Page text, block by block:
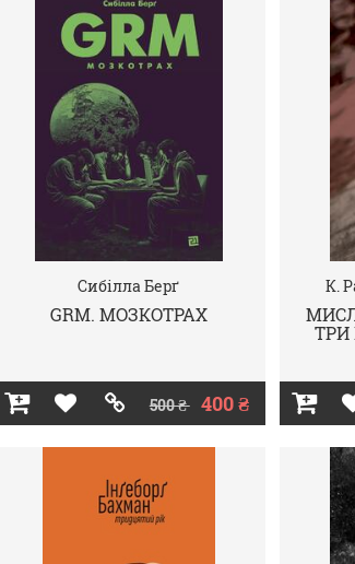
Сибілла Берґ
GRM. МОЗКОТРАХ
500 ₴ 400 ₴
К.
ТРИ